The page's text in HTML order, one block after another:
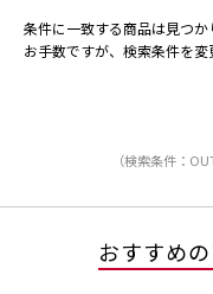
条件に一致する商品は見つか
お手数ですが、検索条件を変
（検索条件：
おすすめ